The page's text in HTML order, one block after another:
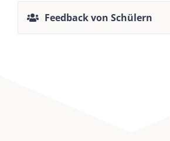
Feedback von Schülern